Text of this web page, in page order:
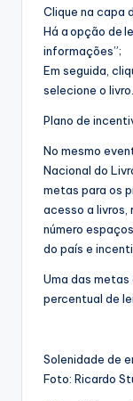
Clique na capa
Há a opção de
informações”;
Em seguida,
selecione o livro.
Plano de
No mesmo
Nacional do
metas para os
acesso a livros,
número
do país e
Uma das metas
percentual de
Solenidade de
Foto: Ricardo